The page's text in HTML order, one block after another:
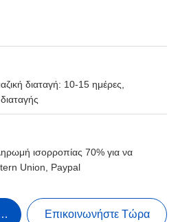
διαταγή: 10-15 ημέρες,
ισορροπίας 70% για να
Union, Paypal
Επικοινωνήστε Τώρα